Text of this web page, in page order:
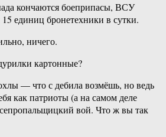
кончаются боеприпасы, ВСУ
единиц бронетехники в сутки.
ничего.
картонные?
— что с дебила возмёшь, но ведь
как патриоты (а на самом деле
вой. Что ж вы так